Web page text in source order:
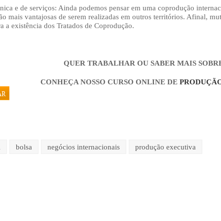
e de serviços: Ainda podemos pensar em uma coprodução
mais vantajosas de serem realizadas em outros territórios. Afinal,
a existência dos Tratados de Coprodução.
QUER TRABALHAR OU SABER MAIS
CONHEÇA NOSSO CURSO ONLINE DE
bolsa negócios internacionais produção executiva